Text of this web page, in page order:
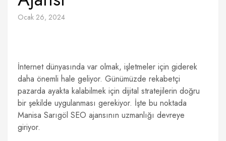
Ocak 26, 2024
İnternet dünyasında var olmak, işletmeler için giderek
daha önemli hale geliyor. Günümüzde rekabetçi
pazarda ayakta kalabilmek için dijital stratejilerin doğru
bir şekilde uygulanması gerekiyor. İşte bu noktada
Manisa Sarıgöl SEO ajansının uzmanlığı devreye
giriyor.